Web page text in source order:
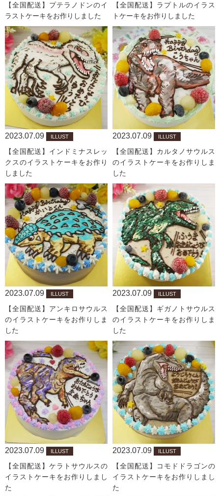
【全国配送】プテラノドンのイ
ラストケーキをお作りしました
【全国配送】ラプトルのイラス
トケーキをお作りしました
2023.07.09 ILLUST
【全国配送】インドミナスレッ
クスのイラストケーキをお作り
しました
2023.07.09 ILLUST
【全国配送】カルタノサウルス
のイラストケーキをお作りしま
した
2023.07.09 ILLUST
【全国配送】アンキロサウルス
のイラストケーキをお作りしま
した
2023.07.09 ILLUST
【全国配送】ギガノトサウルス
のイラストケーキをお作りしま
した
2023.07.09 ILLUST
【全国配送】ケラトサウルスの
イラストケーキをお作りしまし
た
2023.07.09 ILLUST
【全国配送】コモドドラゴンの
イラストケーキをお作りしまし
た